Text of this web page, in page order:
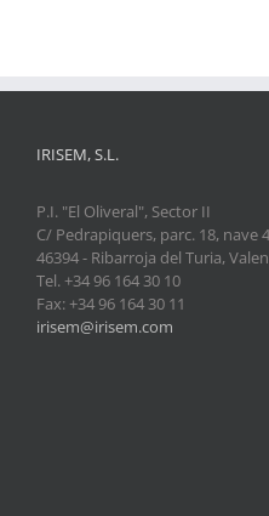
IRISEM, S.L.
P.I. "El Oliveral", Sector II
C/ Pedrapiquers, parc. 18, nave 4
46394 - Ribarroja del Turia,
Tel. +34 96 164 30 10
Fax: +34 96 164 30 11
irisem@irisem.com